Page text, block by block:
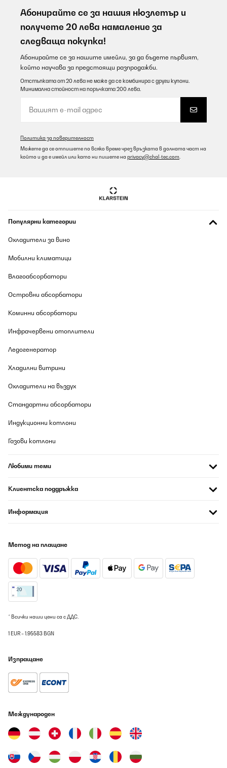
Абонирайте се за нашия нюзлетър и
получете 20 лева намаление за
следваща покупка!
Абонирайте се за нашите имейли, за да бъдете първият,
който научава за предстоящи разпродажби.
Отстъпката от 20 лева не може да се комбинира с други купони.
Минимална стойност на поръчката 200 лева.
Политика за поверителност
Можете да се отпишете по всяко време чрез връзката в долната част на
който и да е имейл или като ни пишете на privacy@chal-tec.com
Популярни категории
Охладители за вино
Мобилни климатици
Влагоабсорбатори
Островни абсорбатори
Коминни абсорбатори
Инфрачервени отоплители
Ледогенератор
Хладилни витрини
Охладители на въздух
Стандартни абсорбатори
Индукционни котлони
Газови котлони
Любими теми
Клиентска поддръжка
Информация
Метод на плащане
* Всички наши цени са с ДДС.
1 EUR = 1.95583 BGN
Изпращане
Международен